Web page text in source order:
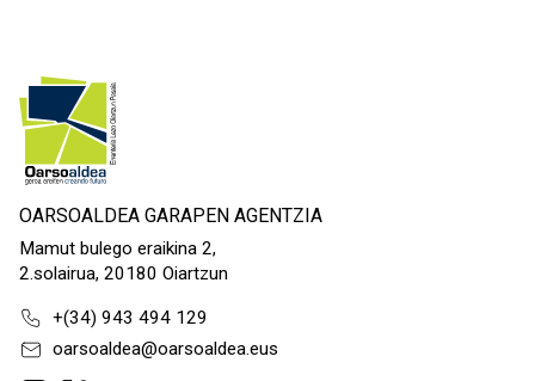
OARSOALDEA GARAPEN AGENTZIA
Mamut bulego eraikina 2,
2.solairua, 20180 Oiartzun
+(34) 943 494 129
oarsoaldea@oarsoaldea.eus